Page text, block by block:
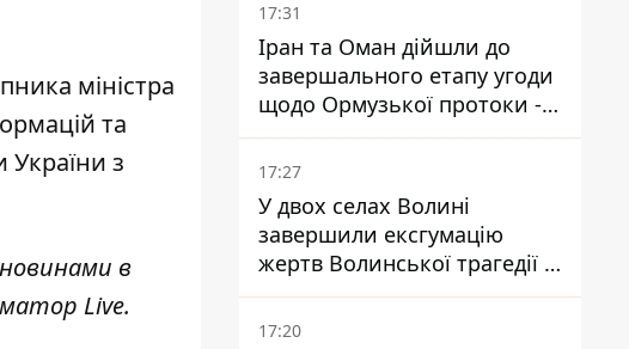
міністра
та
України з
в
Live.
17:31
Іран та Оман дійшли до
завершального етапу угоди
щодо Ормузької протоки -
укладення залежить від
зняття блокади США
17:27
У двох селах Волині
завершили ексгумацію
жертв Волинської трагедії -
знайшли останки 54 поляків
17:20